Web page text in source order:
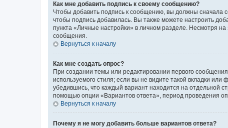
Как мне добавить подпись к своему сообщению?
Чтобы добавить подпись к сообщению, вы должны сначала
чтобы подпись добавилась. Вы также можете настроить
пункта «Личные настройки» в личном разделе. Несмотря
сообщения.
Вернуться к началу
Как мне создать опрос?
При создании темы или редактировании первого
используемого стиля; если вы не видите такой вкладки
убедившись, что каждый вариант находится на отдельной
помощью опции «Вариантов ответа», период проведения
Вернуться к началу
Почему я не могу добавить больше вариантов ответа?